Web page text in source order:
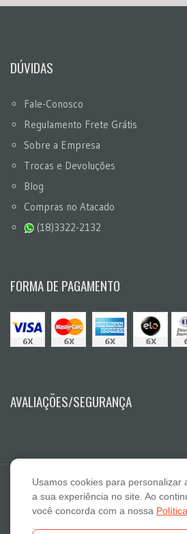
DÚVIDAS
Fale-Conosco
Regulamento Frete Grátis
Sobre a Empresa
Trocas e Devoluções
Blog
Compras no Atacado
(18)3322-2132
FORMA DE PAGAMENTO
AVALIAÇÕES/SEGURANÇA
Usamos cookies para personalizar
a sua experiência no site. Ao
você concorda com a nossa